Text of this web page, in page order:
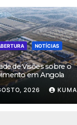
NOTÍCIAS
de Visões sobre o
em Angola
2026 KUMA